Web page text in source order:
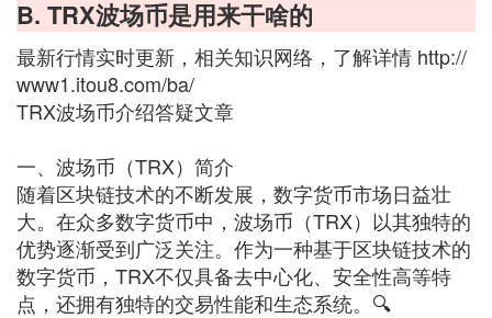
B. TRX波场币是用来干啥的
最新行情实时更新，相关知识网络，了解详情 http://
www1.itou8.com/ba/
TRX波场币介绍答疑文章
一、波场币（TRX）简介
随着区块链技术的不断发展，数字货币市场日益壮
大。在众多数字货币中，波场币（TRX）以其独特的
优势逐渐受到广泛关注。作为一种基于区块链技术的
数字货币，TRX不仅具备去中心化、安全性高等特
点，还拥有独特的交易性能和生态系统。🔍